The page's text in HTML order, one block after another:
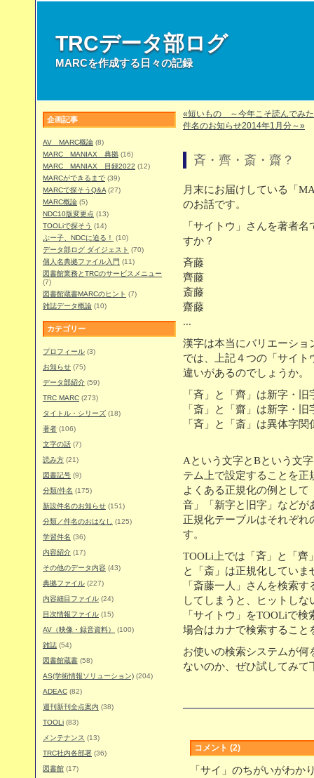
TRCデータ部ログ
MARCを作成する日々の記録
企画記事
AV MARC概論 (8)
MARC MANIAX 典拠 (16)
MARC MANIAX 目録2022 (12)
MARCができるまで (39)
MARCで探そうQ&A (27)
MARC概論 (5)
NDC10版変更点 (13)
TOOLiで探そう (14)
ぶー子、NDCに迫る！
(10)
データ部ログ ダイジェスト (70)
個人名典拠ファイル入門 (11)
図書館業務とTRCのサービスメニュー
(7)
図書館蔵書MARCのヒント (7)
雑誌データ概論 (10)
カテゴリー
プロフィール (3)
お知らせ (75)
データ部紹介 (59)
TRC MARC (273)
タイトル・シリーズ (18)
著者 (106)
文字の話 (7)
読み方 (21)
図書記号 (9)
分類/件名 (175)
新設件名のお知らせ (151)
分類／件名のおはなし
(125)
学習件名 (36)
内容紹介 (17)
その他のデータ内容 (43)
典拠ファイル (227)
内容細目ファイル (24)
目次情報ファイル (15)
AV（映像・録音資料）
(100)
雑誌 (54)
図書館蔵書 (58)
AS(学術情報ソリューション) (204)
ADEAC (82)
週刊新刊全点案内 (38)
TOOLi (83)
メンテナンス (13)
TRC社内各部署 (36)
図書館 (17)
«短いもの ～今年こそ読んでみ
件名のお知らせ2014年1月分～»
斉・齊・斎・齋？
月末にお届けしている「
のお話です。
「サイトウ」さんを著者
すか？
斉藤
齊藤
斎藤
齋藤
...
漢字は本当にバリエーショ
では、上記４つの「サイ
違いがあるのでしょうか。
「斉」と「齊」は新字・
「斎」と「齋」は新字・
「斉」と「斎」は異体字
Aという文字とBという文
テム上で設定することを正
よくある正規化の例とし
音」「新字と旧字」などが
正規化テーブルはそれぞ
す。
TOOLi上では「斉」と「齊
と「斎」は正規化していま
「斎藤一人」さんを検索
してしまうと、ヒットしな
「サイトウ」をTOOLiで
場合はカナで検索すること
お使いの検索システムが
ないのか、ぜひ試してみて
コメント (2)
「サイ」のちがいがわか